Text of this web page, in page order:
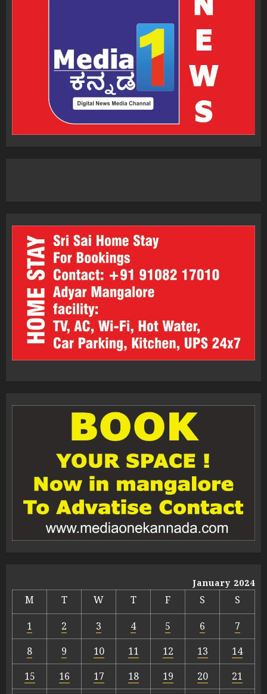
January 2024
M T W T F S
S
1
2 3 4 5 6
7
8
9 10 11 12 13
14
15
16 17 18 19 20
21